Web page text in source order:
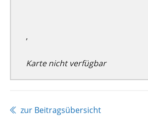
,
Karte nicht verfügbar
zur Beitragsübersicht